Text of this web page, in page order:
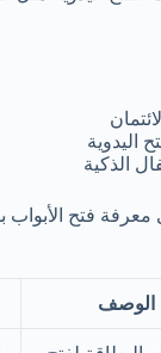
اليدوية
الذكية
معرفة فتح الأبواب
الوصف